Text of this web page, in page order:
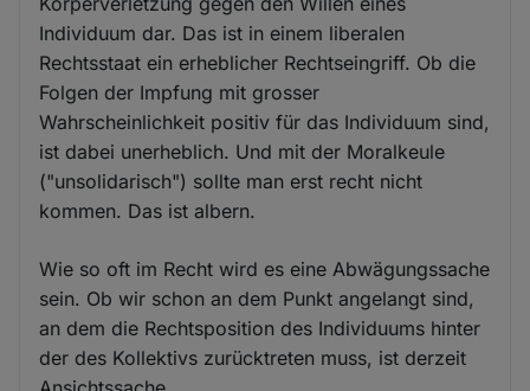
Individuum dar. Das ist in einem liberalen
Rechtsstaat ein erheblicher Rechtseingriff. Ob die
Folgen der Impfung mit grosser
Wahrscheinlichkeit positiv für das Individuum sind,
ist dabei unerheblich. Und mit der Moralkeule
("unsolidarisch") sollte man erst recht nicht
kommen. Das ist albern.
Wie so oft im Recht wird es eine Abwägungssache
sein. Ob wir schon an dem Punkt angelangt sind,
an dem die Rechtsposition des Individuums hinter
der des Kollektivs zurücktreten muss, ist derzeit